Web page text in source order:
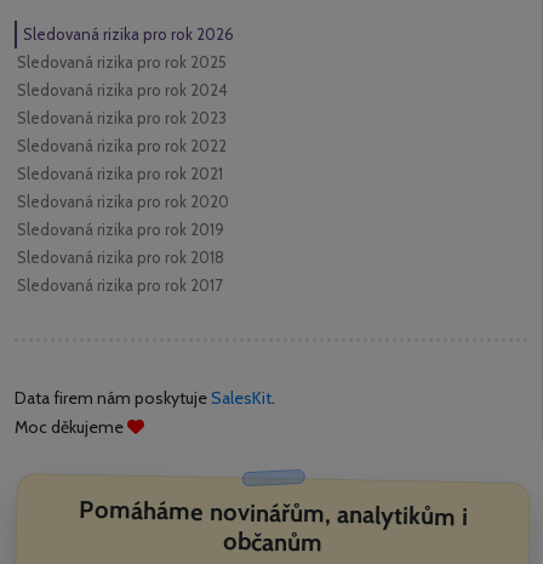
Sledovaná rizika pro rok 2026
Sledovaná rizika pro rok 2025
Sledovaná rizika pro rok 2024
Sledovaná rizika pro rok 2023
Sledovaná rizika pro rok 2022
Sledovaná rizika pro rok 2021
Sledovaná rizika pro rok 2020
Sledovaná rizika pro rok 2019
Sledovaná rizika pro rok 2018
Sledovaná rizika pro rok 2017
Data firem nám poskytujeSalesKit.
Moc děkujeme
Pomáháme novinářům, analytikům i
občanům